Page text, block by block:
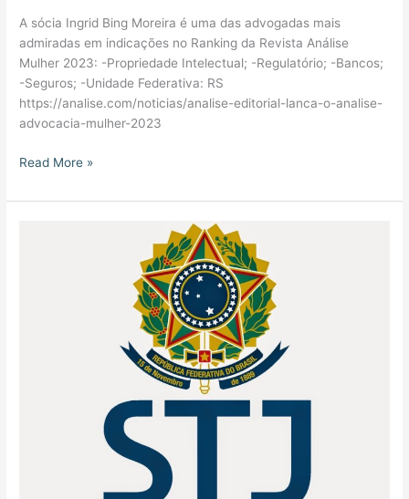
A sócia Ingrid Bing Moreira é uma das advogadas mais
admiradas em indicações no Ranking da Revista Análise
Mulher 2023: -Propriedade Intelectual; -Regulatório; -Bancos;
-Seguros; -Unidade Federativa: RS
https://analise.com/noticias/analise-editorial-lanca-o-analise-
advocacia-mulher-2023
Read More »